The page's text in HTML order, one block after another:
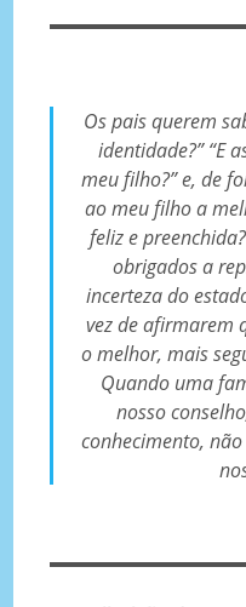
Os pais querem
identidade?” “E
meu filho?” e, de
ao meu filho a
feliz e
obrigados a
incerteza do
vez de afirmarem
o melhor, mais
Quando uma
nosso
conhecimento,